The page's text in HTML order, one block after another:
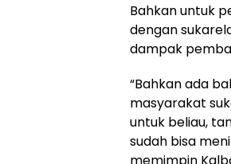
Bahkan untuk
dengan
dampak
“Bahkan ada
masyarakat
untuk beliau,
sudah bisa
memimpin